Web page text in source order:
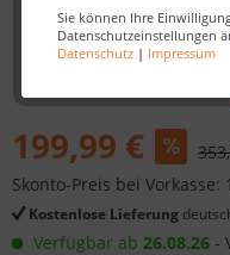
Sie können Ihre
Datenschutzeinstellungen
Datenschutz| Impressum
199,99 €
Skonto-Preis bei Vorkasse:
Kostenlose Lieferung
Verfügbar ab 26.08.26 -